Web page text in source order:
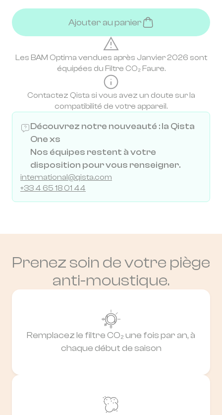
Ajouter au panier
Les BAM Optima vendues après Janvier 2026 sont
équipées du Filtre CO₂ Faure.
Contactez Qista si vous avez un doute sur la
compatibilité de votre appareil.
Découvrez notre nouveauté : la Qista
One xs
Nos équipes restent à votre
disposition pour vous renseigner.
international@qista.com
+33 4 65 18 01 44
Prenez soin de votre piège
anti-moustique.
Remplacez le filtre CO₂ une fois par an, à
chaque début de saison